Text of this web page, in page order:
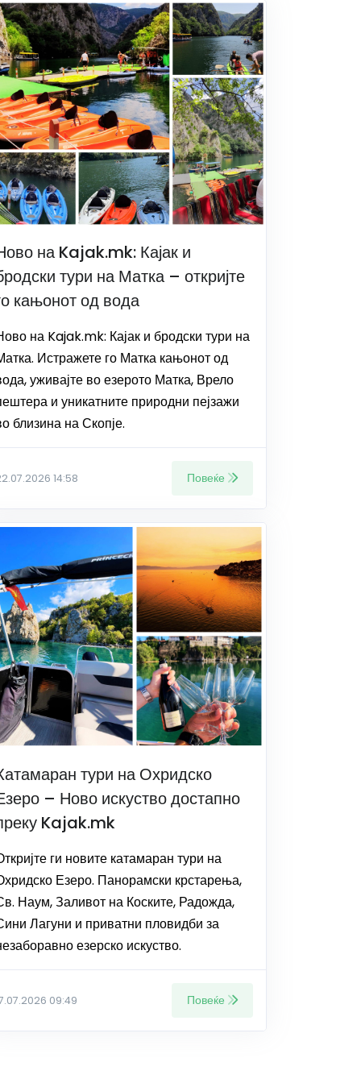
на Kajak.mk: Кајак и
тури на Матка – откријте
кањонот од вода
на Kajak.mk: Кајак и бродски тури на
Истражете го Матка кањонот од
уживајте во езерото Матка, Врело
и уникатните природни пејзажи
близина на Скопје.
14:58 Повеќе
тури на Охридско
– Ново искуство достапно
Kajak.mk
ги новите катамаран тури на
Езеро. Панорамски крстарења,
Наум, Заливот на Коските, Радожда,
Лагуни и приватни пловидби за
езерско искуство.
09:49 Повеќе